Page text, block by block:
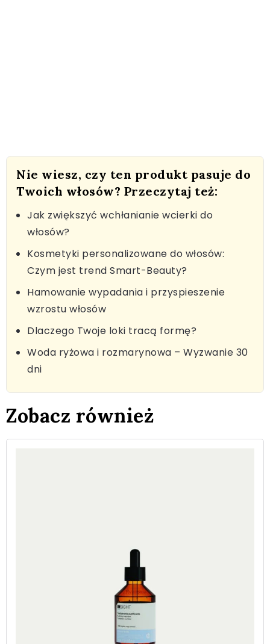
Nie wiesz, czy ten produkt pasuje do
Twoich włosów? Przeczytaj też:
Jak zwiększyć wchłanianie wcierki do
włosów?
Kosmetyki personalizowane do włosów:
Czym jest trend Smart-Beauty?
Hamowanie wypadania i przyspieszenie
wzrostu włosów
Dlaczego Twoje loki tracą formę?
Woda ryżowa i rozmarynowa – Wyzwanie 30
dni
Zobacz również